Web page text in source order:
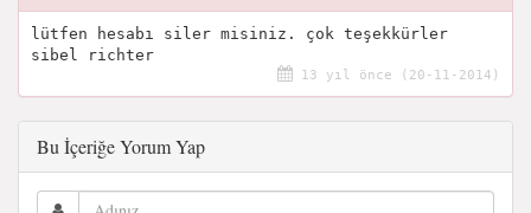
lütfen hesabı siler misiniz. çok teşekkürler
sibel richter
13 yıl önce (20-11-2014)
Bu İçeriğe Yorum Yap